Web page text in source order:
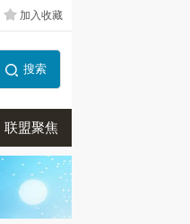
加入收藏
联盟聚焦